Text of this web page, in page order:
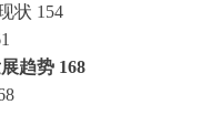
状 154
趋势 168